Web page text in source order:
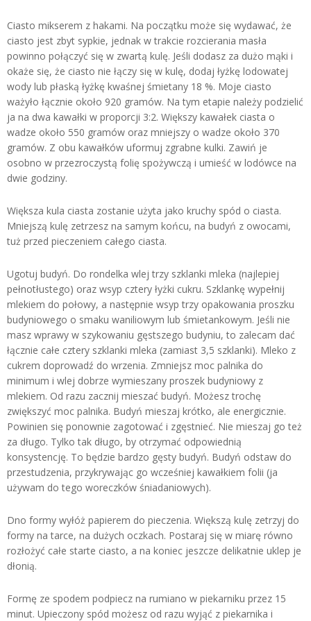
Ciasto mikserem z hakami. Na początku może się wydawać, że
ciasto jest zbyt sypkie, jednak w trakcie rozcierania masła
powinno połączyć się w zwartą kulę. Jeśli dodasz za dużo mąki i
okaże się, że ciasto nie łączy się w kulę, dodaj łyżkę lodowatej
wody lub płaską łyżkę kwaśnej śmietany 18 %. Moje ciasto
ważyło łącznie około 920 gramów. Na tym etapie należy podzielić
ja na dwa kawałki w proporcji 3:2. Większy kawałek ciasta o
wadze około 550 gramów oraz mniejszy o wadze około 370
gramów. Z obu kawałków uformuj zgrabne kulki. Zawiń je
osobno w przezroczystą folię spożywczą i umieść w lodówce na
dwie godziny.
Większa kula ciasta zostanie użyta jako kruchy spód o ciasta.
Mniejszą kulę zetrzesz na samym końcu, na budyń z owocami,
tuż przed pieczeniem całego ciasta.
Ugotuj budyń. Do rondelka wlej trzy szklanki mleka (najlepiej
pełnotłustego) oraz wsyp cztery łyżki cukru. Szklankę wypełnij
mlekiem do połowy, a następnie wsyp trzy opakowania proszku
budyniowego o smaku waniliowym lub śmietankowym. Jeśli nie
masz wprawy w szykowaniu gęstszego budyniu, to zalecam dać
łącznie całe cztery szklanki mleka (zamiast 3,5 szklanki). Mleko z
cukrem doprowadź do wrzenia. Zmniejsz moc palnika do
minimum i wlej dobrze wymieszany proszek budyniowy z
mlekiem. Od razu zacznij mieszać budyń. Możesz trochę
zwiększyć moc palnika. Budyń mieszaj krótko, ale energicznie.
Powinien się ponownie zagotować i zgęstnieć. Nie mieszaj go też
za długo. Tylko tak długo, by otrzymać odpowiednią
konsystencję. To będzie bardzo gęsty budyń. Budyń odstaw do
przestudzenia, przykrywając go wcześniej kawałkiem folii (ja
używam do tego woreczków śniadaniowych).
Dno formy wyłóż papierem do pieczenia. Większą kulę zetrzyj do
formy na tarce, na dużych oczkach. Postaraj się w miarę równo
rozłożyć całe starte ciasto, a na koniec jeszcze delikatnie uklep je
dłonią.
Formę ze spodem podpiecz na rumiano w piekarniku przez 15
minut. Upieczony spód możesz od razu wyjąć z piekarnika i